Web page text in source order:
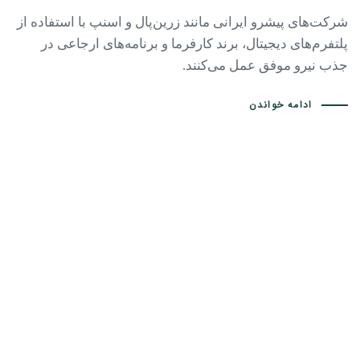
شرکت‌های پیشرو ایرانی مانند زرین‌پال و اسنپ با استفاده از
پلتفرم‌های دیجیتال، برند کارفرما و برنامه‌های ارجاعی در
جذب نیرو موفق عمل می‌کنند.
ادامه خواندن